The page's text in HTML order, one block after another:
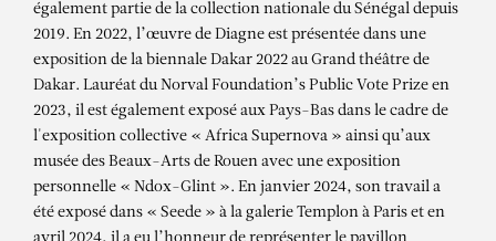
ALIOUNE DIAGNE
Jang Xale Yi – Children’s Education
également partie de la collection nationale du Sénégal depuis
2019. En 2022, l’œuvre de Diagne est présentée dans une
exposition de la biennale Dakar 2022 au Grand théâtre de
Dakar. Lauréat du Norval Foundation’s Public Vote Prize en
2023, il est également exposé aux Pays-Bas dans le cadre de
l'exposition collective « Africa Supernova » ainsi qu’aux
musée des Beaux-Arts de Rouen avec une exposition
personnelle « Ndox-Glint ». En janvier 2024, son travail a
été exposé dans « Seede » à la galerie Templon à Paris et en